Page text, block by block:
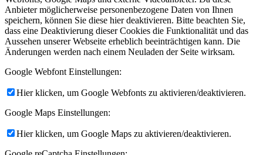
Anbieter möglicherweise personenbezogene Daten von Ihnen
speichern, können Sie diese hier deaktivieren. Bitte beachten Sie,
dass eine Deaktivierung dieser Cookies die Funktionalität und das
Aussehen unserer Webseite erheblich beeinträchtigen kann. Die
Änderungen werden nach einem Neuladen der Seite wirksam.
Google Webfont Einstellungen:
Hier klicken, um Google Webfonts zu aktivieren/deaktivieren.
Google Maps Einstellungen:
Hier klicken, um Google Maps zu aktivieren/deaktivieren.